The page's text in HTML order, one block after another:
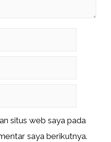
situs web saya pada
saya berikutnya.